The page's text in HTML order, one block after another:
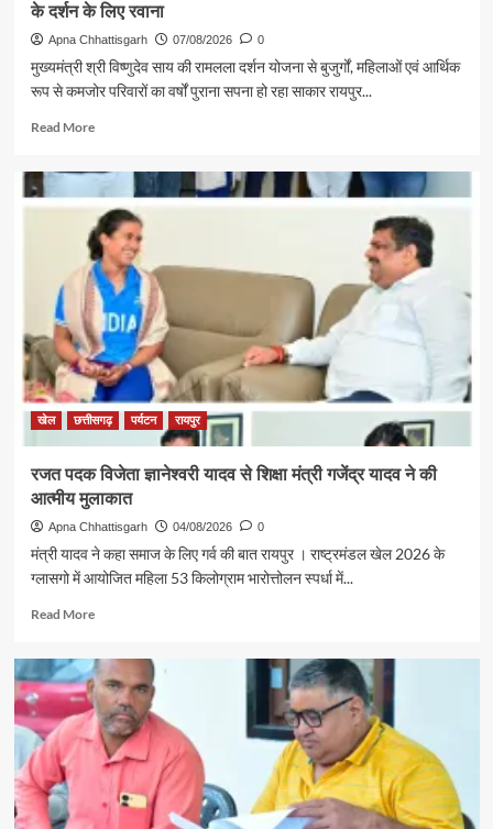
के दर्शन के लिए रवाना
Apna Chhattisgarh 07/08/2026 0
मुख्यमंत्री श्री विष्णुदेव साय की रामलला दर्शन योजना से बुजुर्गों, महिलाओं एवं आर्थिक
रूप से कमजोर परिवारों का वर्षों पुराना सपना हो रहा साकार रायपुर...
Read MoreRead
पर्यटन
एवं
संस्कृति
मंत्री
श्री
राजेश
अग्रवाल
की
पहल
से
सरगुजा
संभाग
श्रद्धालु
भारत
गौरव
से
रामलला
बाबा
के
दर्शन
के
लिए
रवाना
खेल छत्तीसगढ़ पर्यटन रायपुर
रजत पदक विजेता ज्ञानेश्वरी यादव से शिक्षा मंत्री गजेंद्र यादव ने की
आत्मीय मुलाकात
Apna Chhattisgarh 04/08/2026 0
मंत्री यादव ने कहा समाज के लिए गर्व की बात रायपुर । राष्ट्रमंडल खेल 2026 के
ग्लासगो में आयोजित महिला 53 किलोग्राम भारोत्तोलन स्पर्धा में...
Read MoreRead
रजत
पदक
विजेता
ज्ञानेश्वरी
यादव
शिक्षा
मंत्री